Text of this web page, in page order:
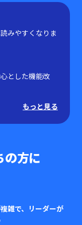
みやすくなりま
とした機能改
もっと見る
の方に
雑で、リーダーが